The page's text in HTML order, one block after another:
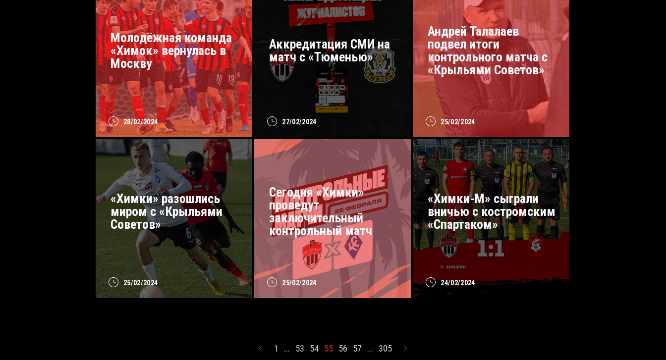
28/02/2024
Молодёжная команда
«Химок» вернулась в
Москву
27/02/2024
Аккредитация СМИ на
матч с «Тюменью»
25/02/2024
Андрей Талалаев
подвел итоги
контрольного матча с
«Крыльями Советов»
25/02/2024
«Химки» разошлись
миром с «Крыльями
Советов»
25/02/2024
Сегодня «Химки»
проведут
заключительный
контрольный матч
24/02/2024
«Химки-М» сыграли
вничью с костромским
«Спартаком»
1 ... 53 54 55 56 57 ... 305